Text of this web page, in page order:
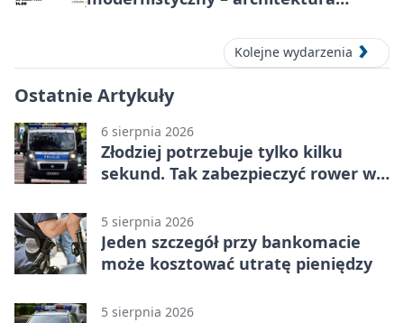
Kolejne wydarzenia
Ostatnie Artykuły
6 sierpnia 2026
Złodziej potrzebuje tylko kilku
sekund. Tak zabezpieczyć rower w
5 sierpnia 2026
Jeden szczegół przy bankomacie
może kosztować utratę pieniędzy
5 sierpnia 2026